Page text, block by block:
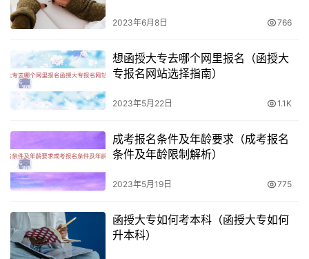
5. 在报考公务员之前，需要仔细阅读相关单位的招聘信
息，确定自己是否符合条件，以免浪费时间和精力。
2023年6月8日 766
想函授大专去哪个网里报名（函授大
专报名网站选择指南）
2023年5月22日 1.1K
成考报名条件及年龄要求（成考报名
条件及年龄限制解析）
2023年5月19日 775
函授大专如何考本科（函授大专如何
升本科）